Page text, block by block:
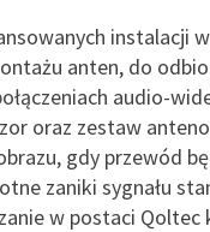
instalacji
anten, do
audio-
oraz zestaw
gdy przewód
zaniki sygnału
w postaci Qoltec